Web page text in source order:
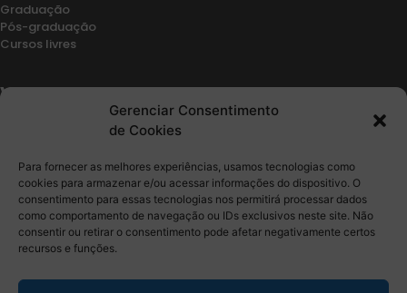
Gerenciar Consentimento
de Cookies
Para fornecer as melhores experiências, usamos tecnologias como
cookies para armazenar e/ou acessar informações do dispositivo. O
consentimento para essas tecnologias nos permitirá processar dados
como comportamento de navegação ou IDs exclusivos neste site. Não
consentir ou retirar o consentimento pode afetar negativamente certos
recursos e funções.
Graduação
Pós-graduação
Cursos livres
VESTIBULAR
Retorno de vínculo
Transferencia
Edital
CONTATO
Fale Conosco
Sala de Imprensa